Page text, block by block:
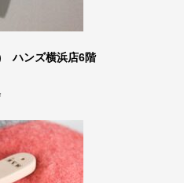
ハンズ横浜店6階